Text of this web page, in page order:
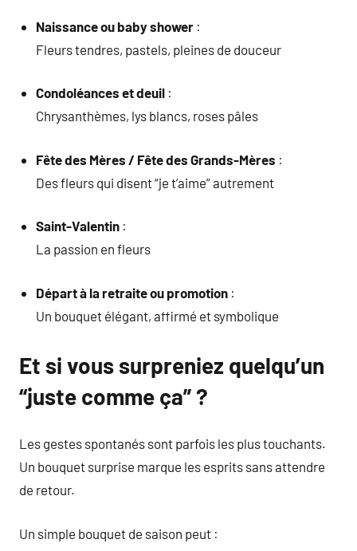
Naissance ou baby shower :
Fleurs tendres, pastels, pleines de douceur
Condoléances et deuil :
Chrysanthèmes, lys blancs, roses pâles
Fête des Mères / Fête des Grands-Mères :
Des fleurs qui disent “je t’aime” autrement
Saint-Valentin :
La passion en fleurs
Départ à la retraite ou promotion :
Un bouquet élégant, affirmé et symbolique
Et si vous surpreniez quelqu’un
“juste comme ça” ?
Les gestes spontanés sont parfois les plus touchants.
Un bouquet surprise marque les esprits sans attendre
de retour.
Un simple bouquet de saison peut :